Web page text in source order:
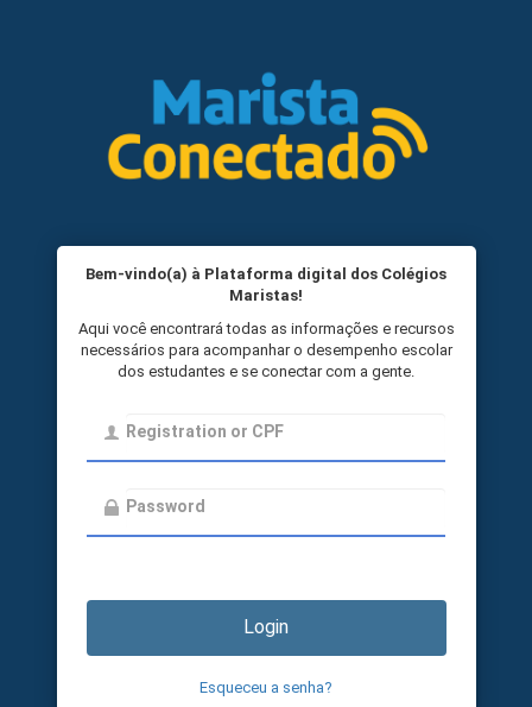
Bem-vindo(a) à Plataforma digital dos Colégios
Maristas!
Aqui você encontrará todas as informações e recursos
necessários para acompanhar o desempenho escolar
dos estudantes e se conectar com a gente.
Login
Esqueceu a senha?